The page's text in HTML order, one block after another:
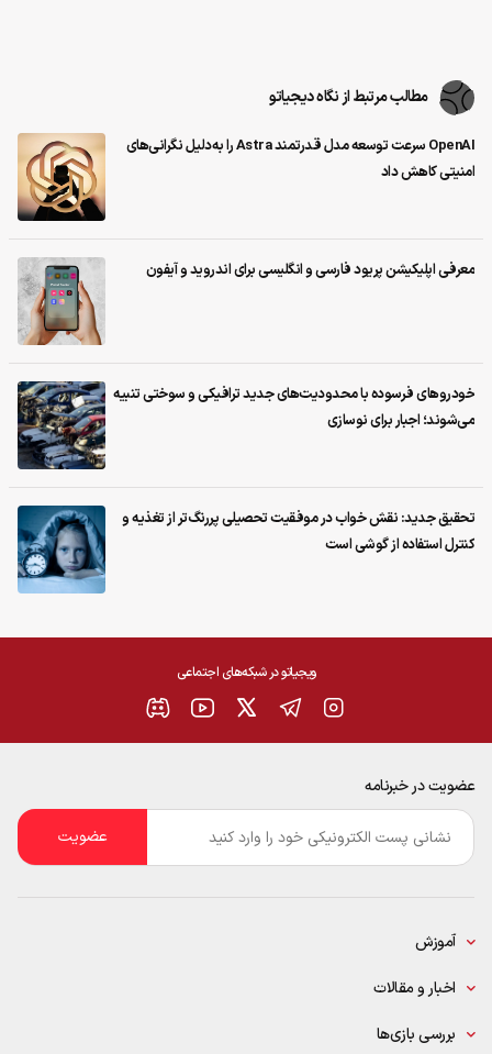
مطالب مرتبط از نگاه دیجیاتو
OpenAI سرعت توسعه مدل قدرتمند Astra را به‌دلیل نگرانی‌های
امنیتی کاهش داد
معرفی اپلیکیشن‌ پریود فارسی و انگلیسی برای اندروید و آیفون
خودروهای فرسوده با محدودیت‌های جدید ترافیکی و سوختی تنبیه
می‌شوند؛ اجبار برای نوسازی
تحقیق جدید: نقش خواب در موفقیت تحصیلی پررنگ‌تر از تغذیه و
کنترل استفاده از گوشی است
ویجیاتو در شبکه‌های اجتماعی
عضویت در خبرنامه
ایمیل
آموزش
اخبار و مقالات
بررسی بازی‌ها